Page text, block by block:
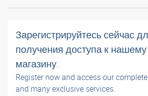
Зарегистрируйтесь сейчас
получения доступа к
магазину.
Register now and access our
and many exclusive services.